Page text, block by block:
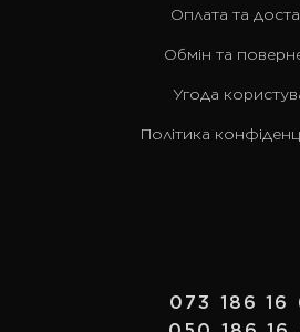
Оплата та
Обмін та
Угода
Політика
073 186 16